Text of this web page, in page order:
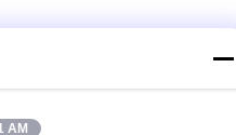
AM